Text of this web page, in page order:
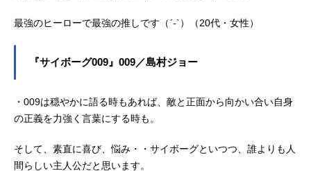
最強のヒーローで最強の推しです（´-`）（20代・女性）
『サイボーグ009』009／島村ジョー
・009は穏やかに語る時もあれば、敵と正面から向かい合い自身
の正義を力強く言葉にする時も。
そして、素直に喜び、悩み・・サイボーグといつつ、誰よりも人
間らしい主人公だと思います。